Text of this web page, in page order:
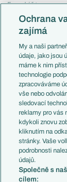
Evropská liga
Mistrovství světa
Liga národů
Témata
Představení týmů MS
EuroSkauting
PL v kostce
Evropské koeficienty
Přestupy
Přestupové spekulace
Zranění
Kluby
Arsenal FC
Chelsea FC
Manchester United
AC Milán
Ochrana
zajímá
My a naši
údaje, jako jsou
máme k nim
technologie
zpracováváme
vše nebo
sledovací
reklamy pro vás
kdykoli znovu
kliknutím na
stránky. Vaše
podrobnosti
údajů.
Společně s
cílem: